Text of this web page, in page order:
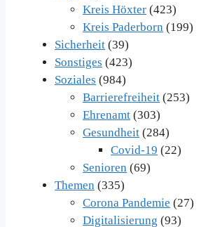
Kreis Höxter (423)
Kreis Paderborn (199)
Sicherheit (39)
Sonstiges (423)
Soziales (984)
Barrierefreiheit (253)
Ehrenamt (303)
Gesundheit (284)
Covid-19 (22)
Senioren (69)
Themen (335)
Corona Pandemie (27)
Digitalisierung (93)